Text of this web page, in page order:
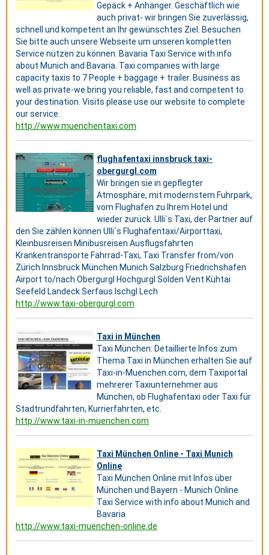
Gepäck + Anhänger. Geschäftlich wie
auch privat- wir bringen Sie zuverlässig,
schnell und kompetent an Ihr gewünschtes Ziel. Besuchen
Sie bitte auch unsere Webseite um unseren kompletten
Service nützen zu können. Bavaria Taxi Service with info
about Munich and Bavaria. Taxi companies with large
capacity taxis to 7 People + baggage + trailer. Business as
well as private-we bring you reliable, fast and competent to
your destination. Visits please use our website to complete
our service.
http://www.muenchentaxi.com
flughafentaxi innsbruck taxi-
obergurgl.com
Wir bringen sie in gepflegter
Atmosphäre, mit modernstem Fuhrpark,
vom Flughafen zu Ihrem Hotel und
wieder zurück. Ulli`s Taxi, der Partner auf
den Sie zählen können Ulli`s Flughafentaxi/Airporttaxi,
Kleinbusreisen Minibusreisen Ausflugsfahrten
Krankentransporte Fahrrad-Taxi, Taxi Transfer from/von
Zürich Innsbruck München Munich Salzburg Friedrichshafen
Airport to/nach Obergurgl Hochgurgl Sölden Vent Kühtai
Seefeld Landeck Serfaus Ischgl Lech
http://www.taxi-obergurgl.com
Taxi in München
Taxi München: Detaillierte Infos zum
Thema Taxi in München erhalten Sie auf
Taxi-in-Muenchen.com, dem Taxiportal
mehrerer Taxiunternehmer aus
München, ob Flughafentaxi oder Taxi für
Stadtrundfahrten, Kurrierfahrten, etc.
http://www.taxi-in-muenchen.com
Taxi München Online - Taxi Munich
Online
Taxi München Online mit Infos über
München und Bayern - Munich Online
Taxi Service with info about Munich and
Bavaria
http://www.taxi-muenchen-online.de